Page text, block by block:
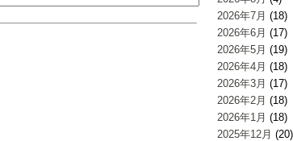
2026年7月 (18)
2026年6月 (17)
2026年5月 (19)
2026年4月 (18)
2026年3月 (17)
2026年2月 (18)
2026年1月 (18)
2025年12月 (20)